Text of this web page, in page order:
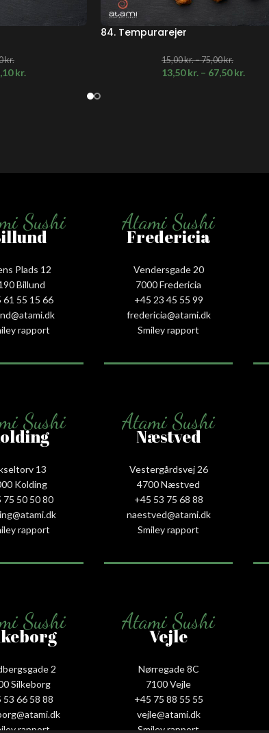
kr.
kr.
84. Tempurarejer
15,00kr.–75,00kr.
13,50kr. – 67,50kr.
Sushi
Plads 12
Billund
61 55 15 66‬
rapport
Atami Sushi
Fredericia
Vendersgade 20
7000 Fredericia
+45 23 45 55 99
fredericia@atami.dk
Smiley rapport
Sushi
13
Kolding
75 50 50 80
rapport
Atami Sushi
Næstved
Vestergårdsvej 26
4700 Næstved
+45 53 75 68 88
naestved@atami.dk
Smiley rapport
Sushi
2
Silkeborg
53 66 58 88
rapport
Atami Sushi
Vejle
Nørregade 8C
7100 Vejle
+45 75 88 55 55
vejle@atami.dk
Smiley rapport